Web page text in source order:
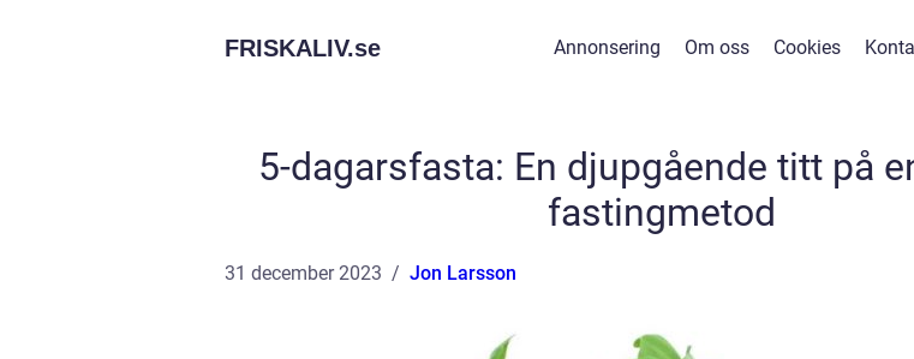
FRISKALIV.se Annonsering Om oss Cookies
5-dagarsfasta: En djupgående titt på
fastingmetod
31 december 2023 Jon Larsson